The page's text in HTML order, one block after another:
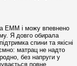
ЕММ і можу впевнено
Я довго обирала
спини та якісні
матрац не надто
без напруги у
повне